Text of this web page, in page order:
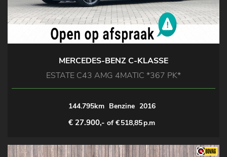
MERCEDES-BENZ C-KLASSE
ESTATE C43 AMG 4MATIC *367 PK*
144.795km Benzine 2016
€ 27.900,- of €518,85p.m